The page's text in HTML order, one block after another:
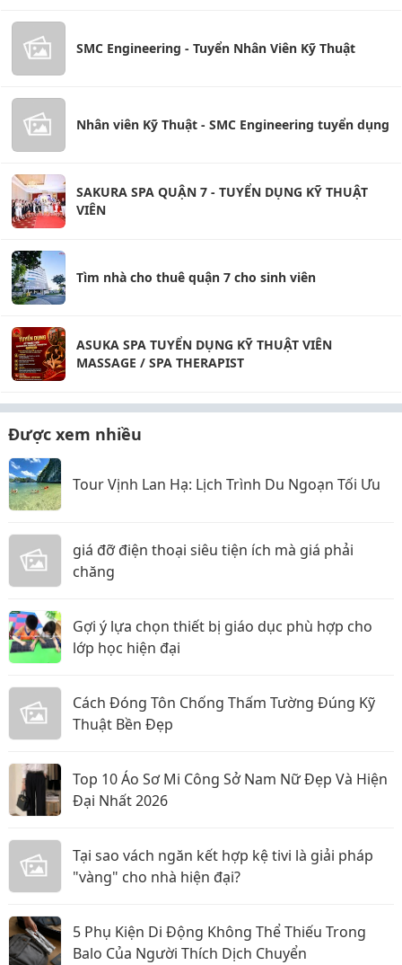
SMC Engineering - Tuyển Nhân Viên Kỹ Thuật
Nhân viên Kỹ Thuật - SMC Engineering tuyển dụng
SAKURA SPA QUẬN 7 - TUYỂN DỤNG KỸ THUẬT
VIÊN
Tìm nhà cho thuê quận 7 cho sinh viên
ASUKA SPA TUYỂN DỤNG KỸ THUẬT VIÊN
MASSAGE / SPA THERAPIST
Được xem nhiều
Tour Vịnh Lan Hạ: Lịch Trình Du Ngoạn Tối Ưu
giá đỡ điện thoại siêu tiện ích mà giá phải
chăng
Gợi ý lựa chọn thiết bị giáo dục phù hợp cho
lớp học hiện đại
Cách Đóng Tôn Chống Thấm Tường Đúng Kỹ
Thuật Bền Đẹp
Top 10 Áo Sơ Mi Công Sở Nam Nữ Đẹp Và Hiện
Đại Nhất 2026
Tại sao vách ngăn kết hợp kệ tivi là giải pháp
"vàng" cho nhà hiện đại?
5 Phụ Kiện Di Động Không Thể Thiếu Trong
Balo Của Người Thích Dịch Chuyển